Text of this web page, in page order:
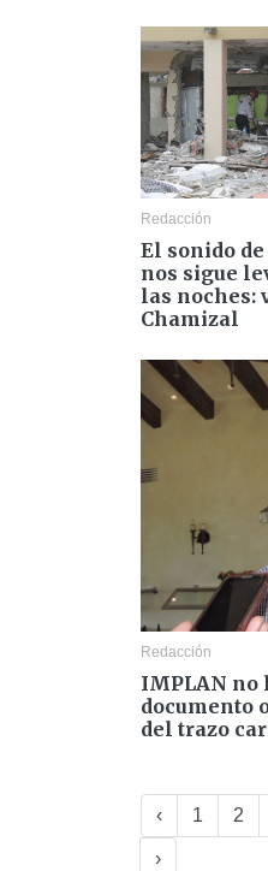
Redacción
El sonido
nos sigue
las noches:
Chamizal
Redacción
IMPLAN no
documento
del trazo
‹ 1 2
›